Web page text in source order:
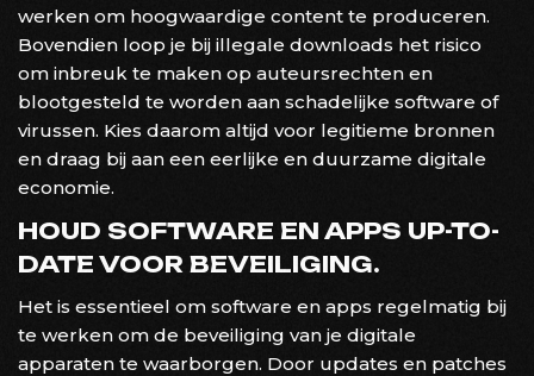
werken om hoogwaardige content te produceren.
Bovendien loop je bij illegale downloads het risico
om inbreuk te maken op auteursrechten en
blootgesteld te worden aan schadelijke software of
virussen. Kies daarom altijd voor legitieme bronnen
en draag bij aan een eerlijke en duurzame digitale
economie.
HOUD SOFTWARE EN APPS UP-TO-
DATE VOOR BEVEILIGING.
Het is essentieel om software en apps regelmatig bij
te werken om de beveiliging van je digitale
apparaten te waarborgen. Door updates en patches